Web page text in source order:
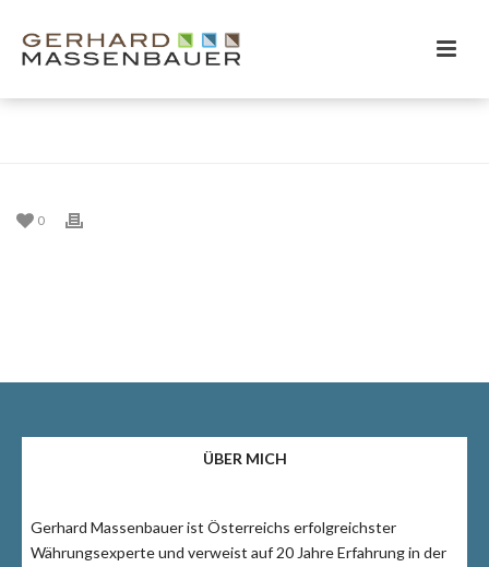
0
ÜBER MICH
Gerhard Massenbauer ist Österreichs erfolgreichster
Währungsexperte und verweist auf 20 Jahre Erfahrung in der